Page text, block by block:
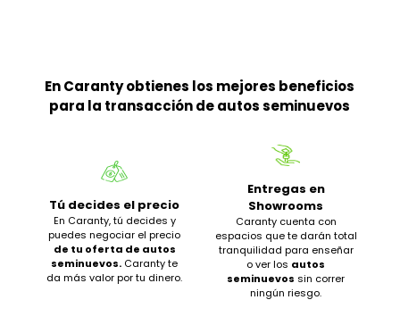
En Caranty obtienes los mejores beneficios
para la transacción de autos seminuevos
Tú decides el precio
En Caranty, tú decides y
puedes negociar el precio
de tu oferta de autos
seminuevos. Caranty te
da más valor por tu dinero.
Entregas en
Showrooms
Caranty cuenta con
espacios que te darán total
tranquilidad para enseñar
o ver los autos
seminuevos sin correr
ningún riesgo.